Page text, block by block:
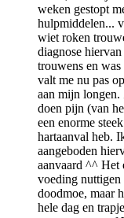
weken gestopt
hulpmiddelen...
wiet roken
diagnose
trouwens en
valt me nu pas
aan mijn longen.
doen pijn (van
een enorme
hartaanval heb.
aangeboden
aanvaard ^^ Het
voeding
doodmoe, maar
hele dag en